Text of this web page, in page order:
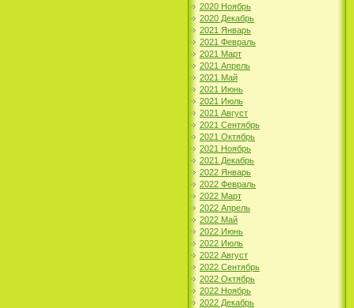
2020 Ноябрь
2020 Декабрь
2021 Январь
2021 Февраль
2021 Март
2021 Апрель
2021 Май
2021 Июнь
2021 Июль
2021 Август
2021 Сентябрь
2021 Октябрь
2021 Ноябрь
2021 Декабрь
2022 Январь
2022 Февраль
2022 Март
2022 Апрель
2022 Май
2022 Июнь
2022 Июль
2022 Август
2022 Сентябрь
2022 Октябрь
2022 Ноябрь
2022 Декабрь